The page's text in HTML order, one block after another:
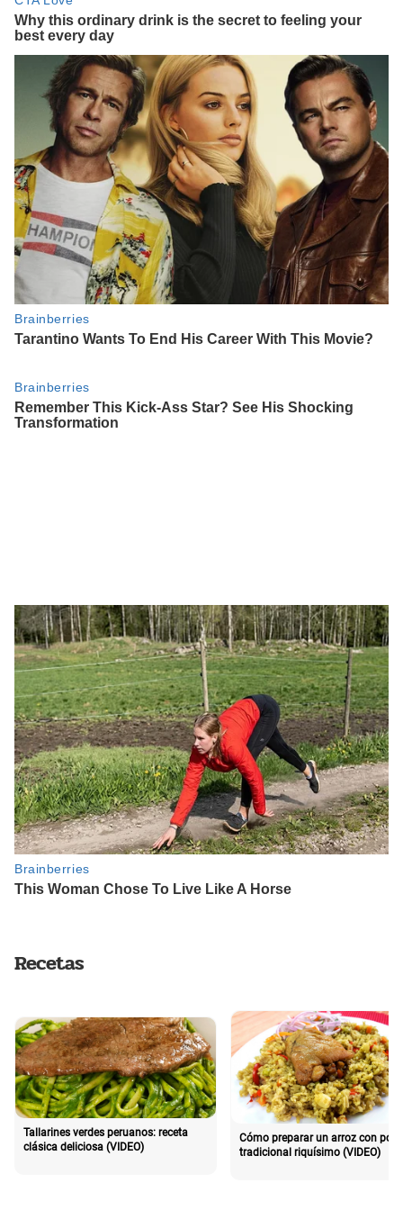
Recetas
Tallarines verdes peruanos: receta
clásica deliciosa (VIDEO)
Cómo preparar un arroz con pollo
tradicional riquísimo (VIDEO)